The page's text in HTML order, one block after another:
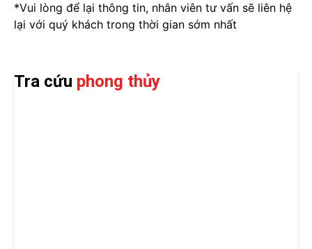
*Vui lòng để lại thông tin, nhân viên tư vấn sẽ liên hệ
lại với quý khách trong thời gian sớm nhất
Tra cứu phong thủy